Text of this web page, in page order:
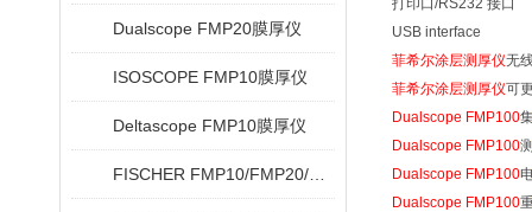
Dualscope FMP20膜厚仪
ISOSCOPE FMP10膜厚仪
Deltascope FMP10膜厚仪
打印口/RS232 接口
USB interface
菲希尔涂层测厚仪无
菲希尔涂层测厚仪可
Dualscope FMP100
Dualscope FMP100
Dualscope FMP100
Dualscope FMP100